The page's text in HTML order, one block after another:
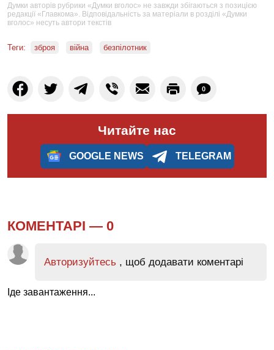
Думки авторів рубрики «Думки вголос» не завжди збігаються з позицією
редакції «Главкома». Відповідальність за матеріали в розділі «Думки
вголос» несуть автори текстів
Теги: зброя війна безпілотник
0
Читайте нас
GOOGLE NEWS TELEGRAM
КОМЕНТАРІ — 0
Авторизуйтесь , щоб додавати коментарі
Іде завантаження...